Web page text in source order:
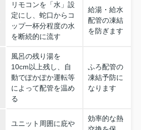
リモコンを「水」設
定にし、蛇口からコ
ップ一杯分程度の水
を断続的に流す
給湯・給水
配管の凍結
を防ぎます
風呂の残り湯を
10cm以上残し、自
動でぽかぽか運転等
によって配管を温め
る
ふろ配管の
凍結予防に
なります
ユニット周囲に庇や
効率的な熱